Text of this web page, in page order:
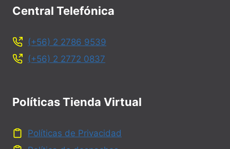
Central Telefónica
(+56) 2 2786 9539
(+56) 2 2772 0837
Políticas Tienda Virtual
Políticas de Privacidad